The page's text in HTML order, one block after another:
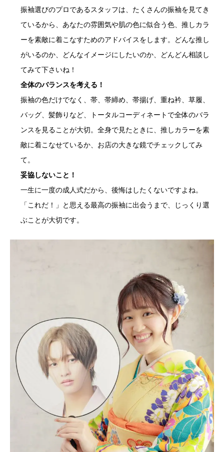
振袖選びのプロであるスタッフは、たくさんの振袖を見てき
ているから、あなたの雰囲気や肌の色に似合う色、推しカラ
ーを素敵に着こなすためのアドバイスをします。どんな推し
がいるのか、どんなイメージにしたいのか、どんどん相談し
てみて下さいね！
全体のバランスを考える！
振袖の色だけでなく、帯、帯締め、帯揚げ、重ね衿、草履、
バッグ、髪飾りなど、トータルコーディネートで全体のバラ
ンスを見ることが大切。全身で見たときに、推しカラーを素
敵に着こなせているか、お店の大きな鏡でチェックしてみ
て。
妥協しないこと！
一生に一度の成人式だから、後悔はしたくないですよね。
「これだ！」と思える最高の振袖に出会うまで、じっくり選
ぶことが大切です。